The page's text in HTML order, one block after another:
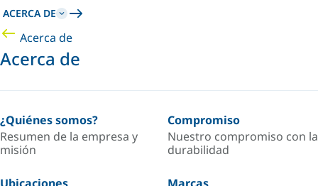
ACERCA DE
Acerca de
Acerca de
¿Quiénes somos?
Resumen de la empresa y
misión
Compromiso
Nuestro compromiso con la
durabilidad